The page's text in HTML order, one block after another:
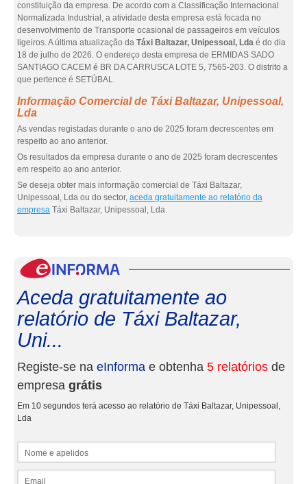
constituição da empresa. De acordo com a Classificação Internacional
Normalizada Industrial, a atividade desta empresa está focada no
desenvolvimento de Transporte ocasional de passageiros em veículos
ligeiros. A última atualização da Táxi Baltazar, Unipessoal, Lda é do dia
18 de julho de 2026. O endereço desta empresa de ERMIDAS SADO
SANTIAGO CACEM é BR DA CARRUSCA LOTE 5, 7565-203. O distrito a
que pertence é SETÚBAL.
Informação Comercial de Táxi Baltazar, Unipessoal,
Lda
As vendas registadas durante o ano de 2025 foram decrescentes em
respeito ao ano anterior.
Os resultados da empresa durante o ano de 2025 foram decrescentes
em respeito ao ano anterior.
Se deseja obter mais informação comercial de Táxi Baltazar,
Unipessoal, Lda ou do sector, aceda gratuitamente ao relatório da
empresa Táxi Baltazar, Unipessoal, Lda.
Aceda gratuitamente ao
relatório de Táxi Baltazar,
Uni...
Registe-se na eInforma e obtenha 5 relatórios de
empresa grátis
Em 10 segundos terá acesso ao relatório de Táxi Baltazar, Unipessoal,
Lda